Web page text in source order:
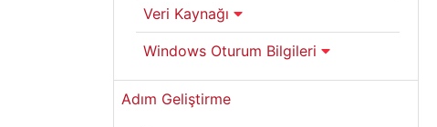
Veri Kaynağı
Windows Oturum Bilgileri
Adım Geliştirme